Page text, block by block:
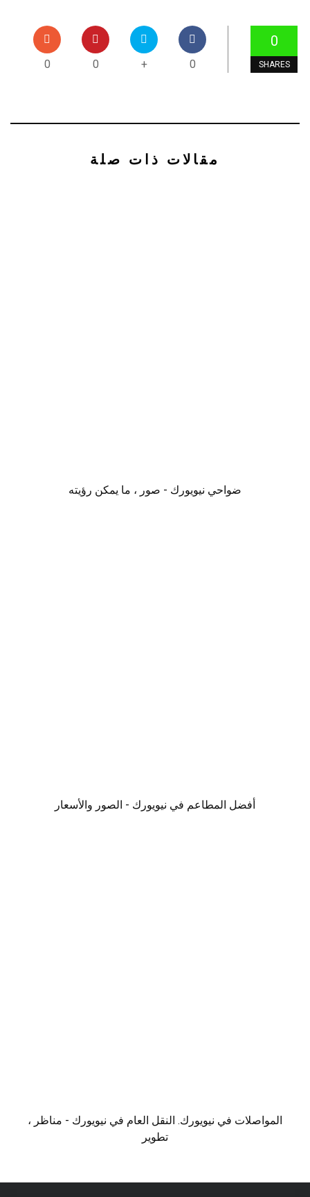
0
SHARES
0
+
0
0
مقالات ذات صلة
ضواحي نيويورك - صور ، ما يمكن رؤيته
أفضل المطاعم في نيويورك - الصور والأسعار
المواصلات في نيويورك. النقل العام في نيويورك - مناظر ،
تطوير